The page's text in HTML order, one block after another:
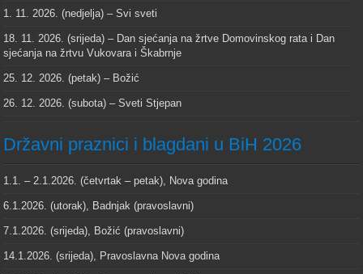
1. 11. 2026. (nedjelja) – Svi sveti
18. 11. 2026. (srijeda) – Dan sjećanja na žrtve Domovinskog rata i Dan
sjećanja na žrtvu Vukovara i Škabrnje
25. 12. 2026. (petak) – Božić
26. 12. 2026. (subota) – Sveti Stjepan
Državni praznici i blagdani u BiH 2026
1.1. – 2.1.2026. (četvrtak – petak), Nova godina
6.1.2026. (utorak), Badnjak (pravoslavni)
7.1.2026. (srijeda), Božić (pravoslavni)
14.1.2026. (srijeda), Pravoslavna Nova godina